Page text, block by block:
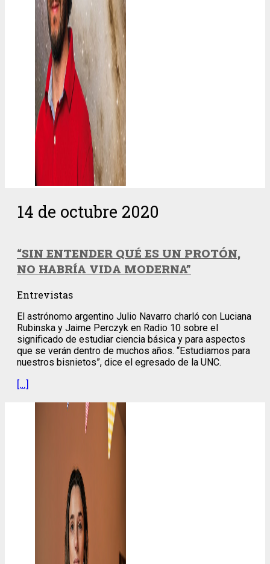
14 de octubre 2020
“SIN ENTENDER QUÉ ES UN PROTÓN,
NO HABRÍA VIDA MODERNA”
Entrevistas
El astrónomo argentino Julio Navarro charló con Luciana
Rubinska y Jaime Perczyk en Radio 10 sobre el
significado de estudiar ciencia básica y para aspectos
que se verán dentro de muchos años. “Estudiamos para
nuestros bisnietos”, dice el egresado de la UNC.
[…]